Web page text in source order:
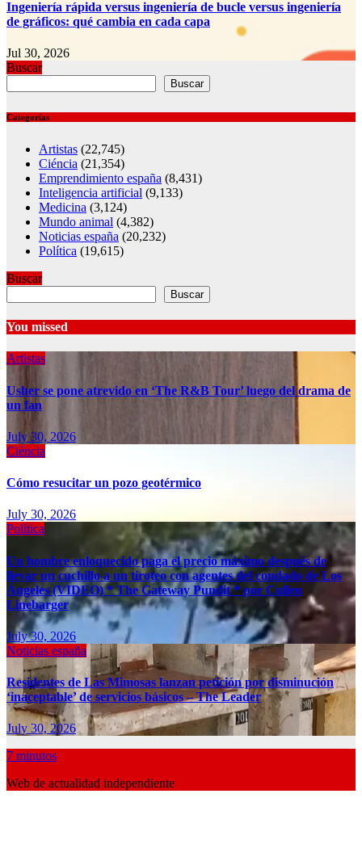
Ingeniería rápida versus ingeniería de bucle versus ingeniería
de gráficos: qué cambia en cada capa
Jul 30, 2026
Buscar
Buscar
Categorías
Artistas (22,745)
Ciéncia (21,354)
Emprendimiento españa (8,431)
Inteligencia artificial (9,133)
Medicina (3,124)
Mundo animal (4,382)
Noticias españa (20,232)
Política (19,615)
Buscar
Buscar
You missed
Artistas
Usher se pone atrevido en ‘The R&B Tour’ luego del drama de
un fan
July 30, 2026
Ciéncia
Cómo resucitar un pozo geotérmico
July 30, 2026
Política
Un hombre enloquecido paga el precio máximo después de
llevar un cuchillo a un tiroteo con agentes del condado de Los
Ángeles (VIDEO) * The Gateway Pundit * por Cullen
Linebarger
July 30, 2026
Noticias españa
Residentes de Las Mimosas lanzan petición por disminución
‘inaceptable’ de servicios básicos – The Leader
July 30, 2026
7 minutos
Web de actualidad independiente